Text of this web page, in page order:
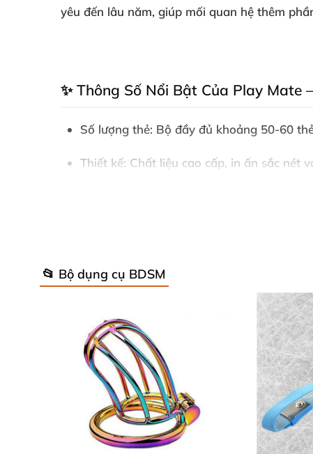
yêu đến lâu năm, giúp mối quan hệ thêm
✨ Thông Số Nổi Bật Của Play Mate
Số lượng thẻ: Bộ đầy đủ khoảng 50-60
Thiết kế: Chất liệu cao cấp, in ấn sắc nét
: Thẻ chuẩn 6x9 cm, dễ cầm
Những thông số vượt trội này khiếntrò chơi
lưu trữ, đáng đầu tư cho khoảnh khắc riêng
💖 Lý Do Play Mate Là "Vũ Khí Bí
Play Matekhông chỉ là trò chơi thẻ tình yêu,
thành công đẩy cao sự mong đợi, dẫn đến
nàn đến gắn bó sâu sắc.
📂 Bộ dụng cụ BDSM